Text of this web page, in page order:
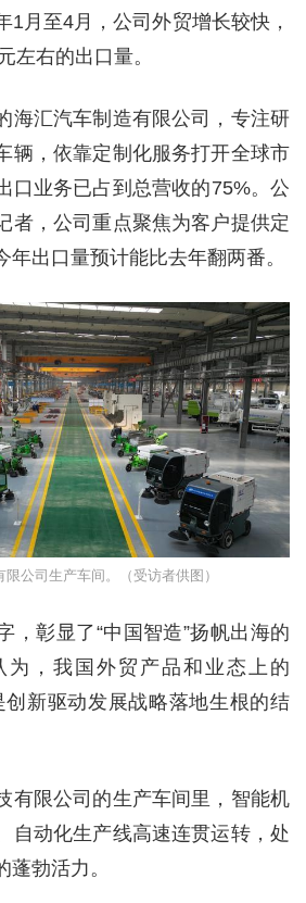
1月至4月，公司外贸增长较快，
左右的出口量。
海汇汽车制造有限公司，专注研
辆，依靠定制化服务打开全球市
口业务已占到总营收的75%。公
者，公司重点聚焦为客户提供定
年出口量预计能比去年翻两番。
公司生产车间。（受访者供图）
，彰显了“中国智造”扬帆出海的
为，我国外贸产品和业态上的
创新驱动发展战略落地生根的结
有限公司的生产车间里，智能机
自动化生产线高速连贯运转，处
勃活力。